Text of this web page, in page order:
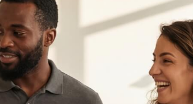
Facial
Online
Documental
Clínicas
Estudios Legales
Rent a Car
Banca
Educación
Colombia
Mexico
Perú